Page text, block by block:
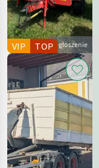
Ogłoszenie
VIP TOP